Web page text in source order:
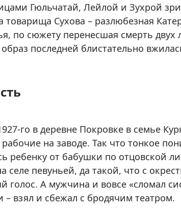
Гюльчатай, Лейлой и Зухрой
товарища Сухова – разлюбезная
по сюжету перенесшая смерть
последней блистательно
го в деревне Покровке в семье
на заводе. Так что тонкое
ребенку от бабушки по отцовской
селе певуньей, да такой, что с
голос. А мужчина и вовсе «сломал
– взял и сбежал с бродячим театром.